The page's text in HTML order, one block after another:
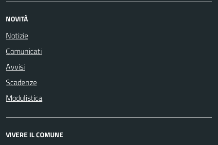
NOVITÀ
Notizie
Comunicati
Avvisi
Scadenze
Modulistica
VIVERE IL COMUNE